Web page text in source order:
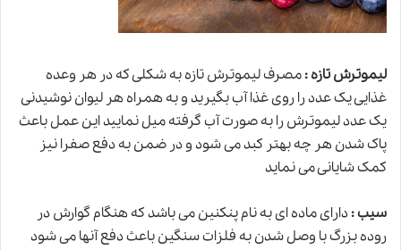
لیموترش تازه :مصرف لیموترش تازه به شکلی که در هر وعده
غذایی یک عدد را روی غذا آب بگیرید و به همراه هر لیوان نوشیدنی
یک عدد لیموترش را به صورت آب گرفته میل نمایید این عمل باعث
پاک شدن هر چه بهتر کبد می شود و در ضمن به دفع صفرا نیز
کمک شایانی می نماید
سیب :دارای ماده ای به نام پنکنین می باشد که هنگام گوارش در
روده بزرگ با وصل شدن به فلزات سنگین باعث دفع آنها می شود